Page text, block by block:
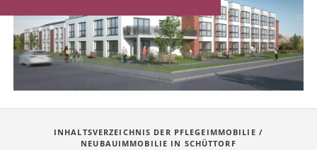
INHALTSVERZEICHNIS DER PFLEGEIMMOBILIE /
NEUBAUIMMOBILIE IN SCHÜTTORF